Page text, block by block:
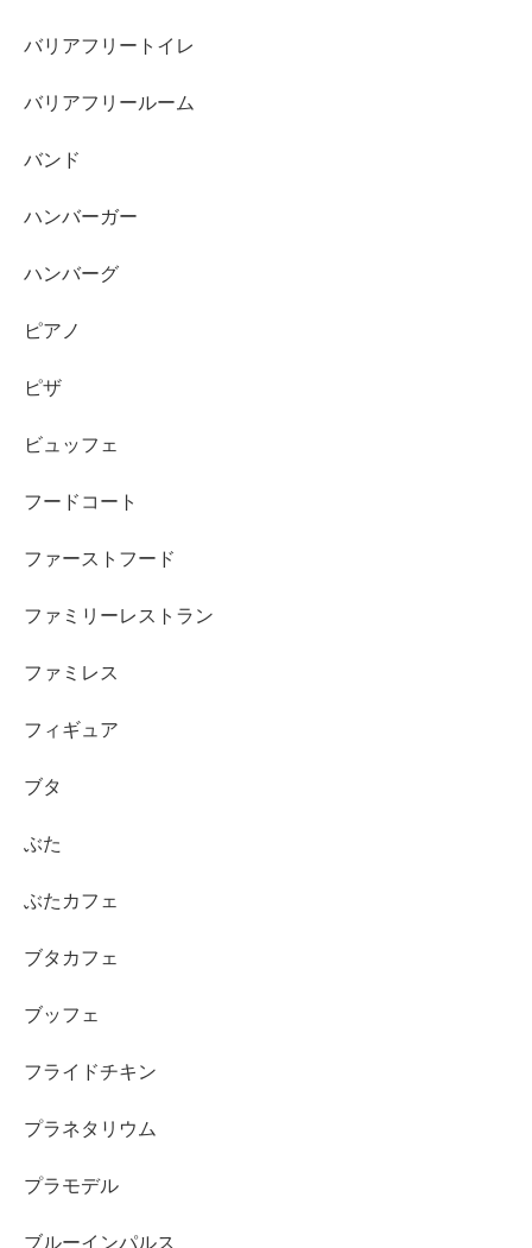
バリアフリートイレ
バリアフリールーム
バンド
ハンバーガー
ハンバーグ
ピアノ
ピザ
ビュッフェ
フードコート
ファーストフード
ファミリーレストラン
ファミレス
フィギュア
ブタ
ぶた
ぶたカフェ
ブタカフェ
ブッフェ
フライドチキン
プラネタリウム
プラモデル
ブルーインパルス